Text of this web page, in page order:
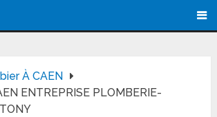
À CAEN
ENTREPRISE PLOMBERIE-